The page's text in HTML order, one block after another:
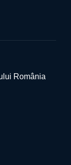
România